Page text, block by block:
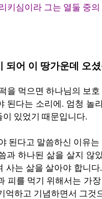
키심이라 그는 열둘 중
되어 이 땅가운데 오
을 먹으면 하나님의 보
된다는 소리에. 엄청 놀
있었기 때문입니다.
된다고 말씀하신 이유
과 하나된 삶을 살지 않
사는 삶을 살아야 합니
피를 먹기 위해서는 가
억하고 기념하면서 그